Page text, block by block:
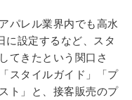
パレル業界内でも高水
に設定するなど、スタ
てきたという関口さ
スタイルガイド」「プ
ト」と、接客販売のプ